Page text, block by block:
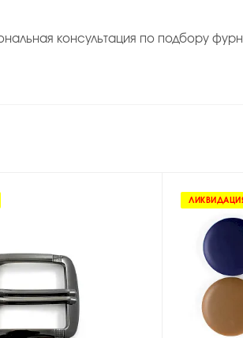
консультация по подбору